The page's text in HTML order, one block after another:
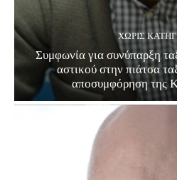
ΧΩΡΊΣ
Συμφωνία για συνύπαρξη
αστικού στην πιάτσα
αποσυμφόρηση της